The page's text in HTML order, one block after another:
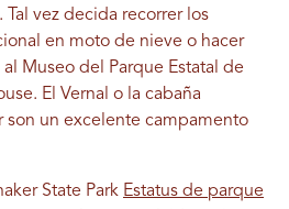
vez decida recorrer los
en moto de nieve o hacer
Museo del Parque Estatal de
El Vernal o la cabaña
son un excelente campamento
State Park Estatus de parque